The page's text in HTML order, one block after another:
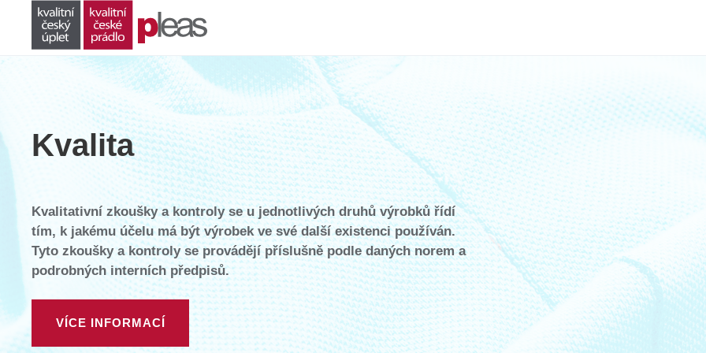
Kvalita
Kvalitativní zkoušky a kontroly se u jednotlivých druhů výrobků řídí
tím, k jakému účelu má být výrobek ve své další existenci používán.
Tyto zkoušky a kontroly se provádějí příslušně podle daných norem a
podrobných interních předpisů.
VÍCE INFORMACÍ